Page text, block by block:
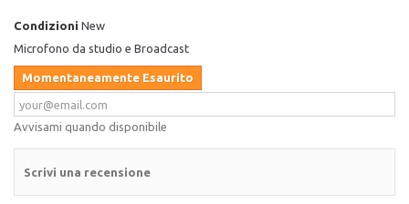
Condizioni New
Microfono da studio e Broadcast
Momentaneamente Esaurito
Avvisami quando disponibile
Scrivi una recensione